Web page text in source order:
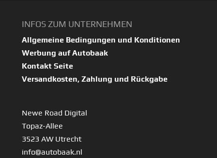
INFOS ZUM UNTERNEHMEN
Allgemeine Bedingungen und Konditionen
Werbung auf Autobaak
Kontakt Seite
Versandkosten, Zahlung und Rückgabe
Newe Road Digital
Topaz-Allee
3523 AW Utrecht
info@autobaak.nl